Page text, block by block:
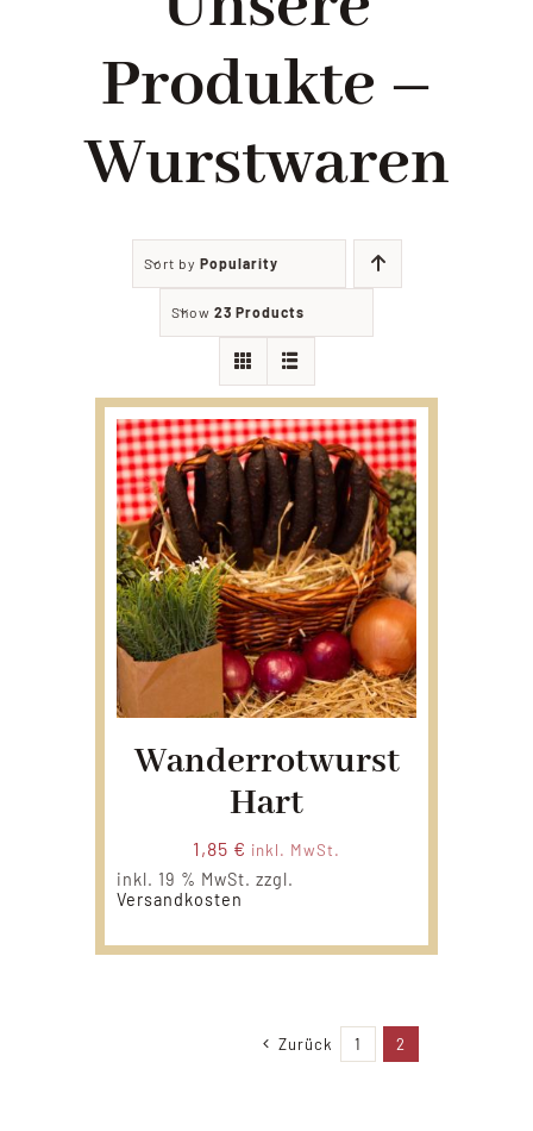
Produkte –
Wurstwaren
Sort by Popularity
Show 23 Products
Wanderrotwurst
Hart
1,85 € inkl. MwSt.
inkl. 19 % MwSt. zzgl.
Versandkosten
Zurück 1 2